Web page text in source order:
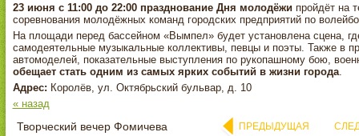
23 июня с 11:00 до 22:00 празднование Дня молодёжи пройдёт на
соревнования молодёжных команд городских предприятий по
На площади перед бассейном «Вымпел» будет установлена сцена,
самодеятельные музыкальные коллективы, певцы и поэты. Также в
автомоделей, показательные выступления по рукопашному бою,
обещает стать одним из самых ярких событий в жизни города.
Адрес: Королёв, ул. Октябрьский бульвар, д. 10
« назад
Творческий вечер Фомичева ПРЕДЫДУЩАЯ